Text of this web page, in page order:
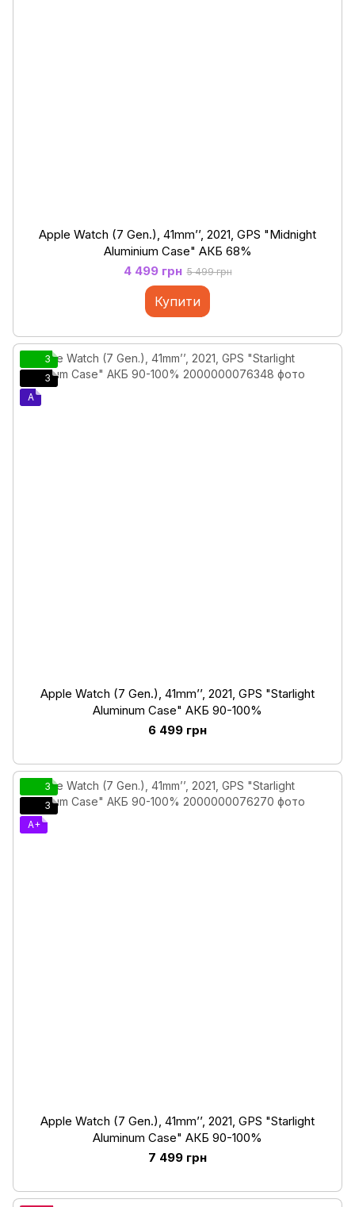
Apple Watch (7 Gen.), 41mm’’, 2021, GPS "Midnight
Aluminium Case" АКБ 68%
4 499 грн 5 499 грн
Купити
3
3
A
Apple Watch (7 Gen.), 41mm’’, 2021, GPS "Starlight
Aluminum Case" АКБ 90-100%
6 499 грн
3
3
A+
Apple Watch (7 Gen.), 41mm’’, 2021, GPS "Starlight
Aluminum Case" АКБ 90-100%
7 499 грн